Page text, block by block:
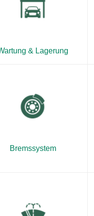
& Lagerung
Bremssystem